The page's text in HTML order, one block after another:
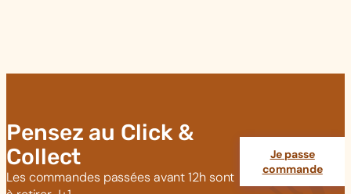
Pensez au Click &
Collect
Les commandes passées avant 12h sont
Je passe
commande